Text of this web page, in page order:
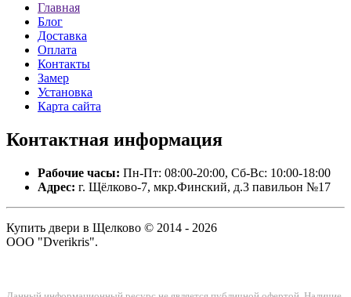
Главная
Блог
Доставка
Оплата
Контакты
Замер
Установка
Карта сайта
Контактная информация
Рабочие часы: Пн-Пт: 08:00-20:00, Сб-Вс: 10:00-18:00
Адрес: г. Щёлково-7, мкр.Финский, д.3 павильон №17
Купить двери в Щелково © 2014 - 2026
ООО "Dverikris".